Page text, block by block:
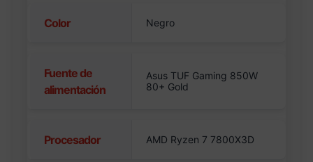
Color Negro
Fuente de
alimentación
Asus TUF Gaming 850W
80+ Gold
Procesador AMD Ryzen 7 7800X3D